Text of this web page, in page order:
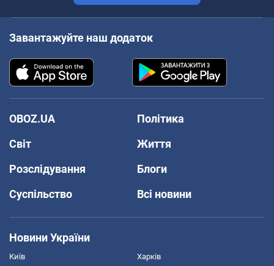
Завантажуйте наш додаток
OBOZ.UA
Політика
Світ
Життя
Розслідування
Блоги
Суспільство
Всі новини
Новини України
Київ Харків